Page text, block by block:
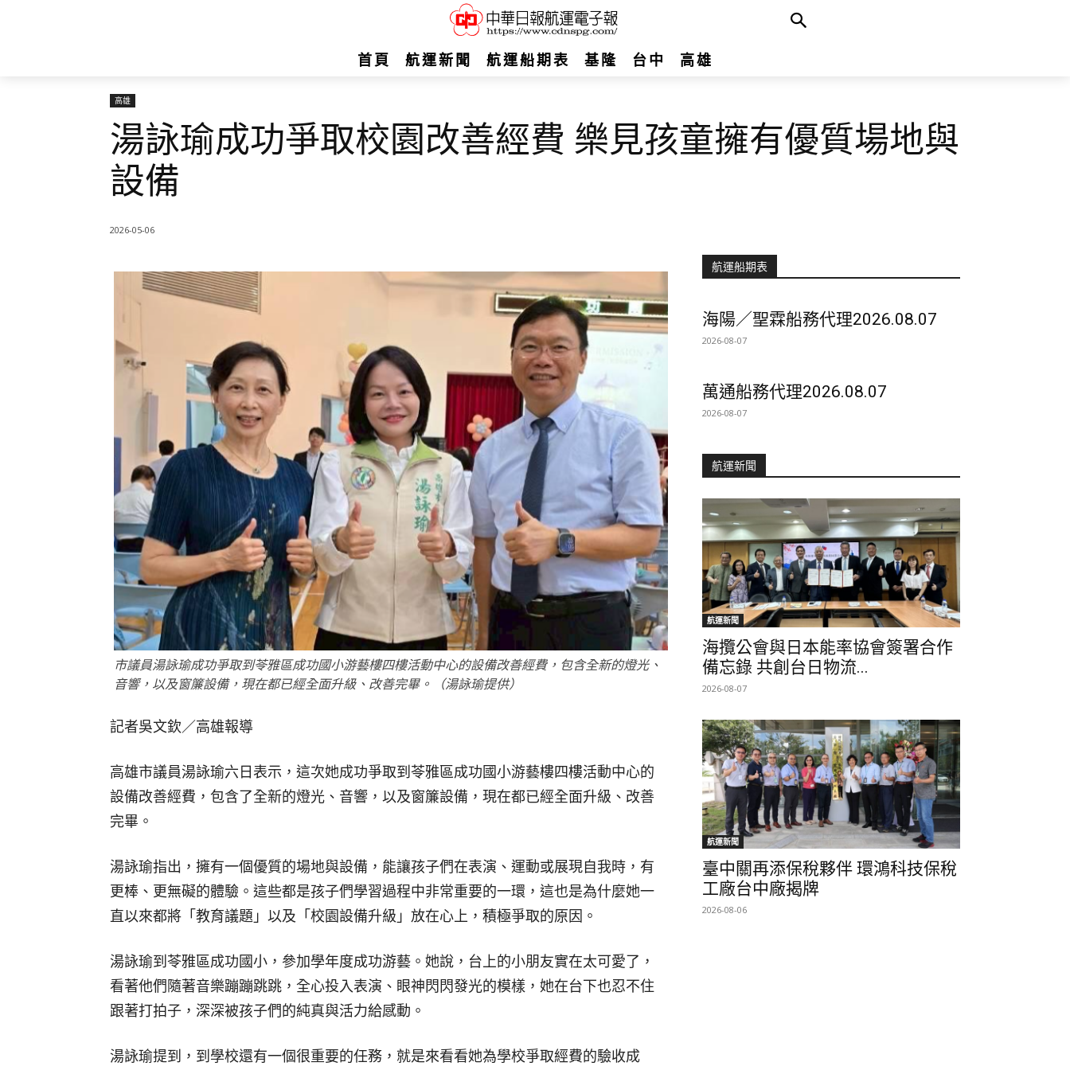
首頁 航運新聞 航運船期表 基隆 台中 高雄
高雄
湯詠瑜成功爭取校園改善經費 樂見孩童擁有優質場地與
設備
2026-05-06
市議員湯詠瑜成功爭取到苓雅區成功國小游藝樓四樓活動中心的設備改善經費，包含全新的燈光、
音響，以及窗簾設備，現在都已經全面升級、改善完畢。（湯詠瑜提供）
記者吳文欽／高雄報導
高雄市議員湯詠瑜六日表示，這次她成功爭取到苓雅區成功國小游藝樓四樓活動中心的
設備改善經費，包含了全新的燈光、音響，以及窗簾設備，現在都已經全面升級、改善
完畢。
湯詠瑜指出，擁有一個優質的場地與設備，能讓孩子們在表演、運動或展現自我時，有
更棒、更無礙的體驗。這些都是孩子們學習過程中非常重要的一環，這也是為什麼她一
直以來都將「教育議題」以及「校園設備升級」放在心上，積極爭取的原因。
湯詠瑜到苓雅區成功國小，參加學年度成功游藝。她說，台上的小朋友實在太可愛了，
看著他們隨著音樂蹦蹦跳跳，全心投入表演、眼神閃閃發光的模樣，她在台下也忍不住
跟著打拍子，深深被孩子們的純真與活力給感動。
湯詠瑜提到，到學校還有一個很重要的任務，就是來看看她為學校爭取經費的驗收成
航運船期表
海陽／聖霖船務代理2026.08.07
2026-08-07
萬通船務代理2026.08.07
2026-08-07
航運新聞
航運新聞
海攬公會與日本能率協會簽署合作
備忘錄 共創台日物流...
2026-08-07
航運新聞
臺中關再添保稅夥伴 環鴻科技保稅
工廠台中廠揭牌
2026-08-06